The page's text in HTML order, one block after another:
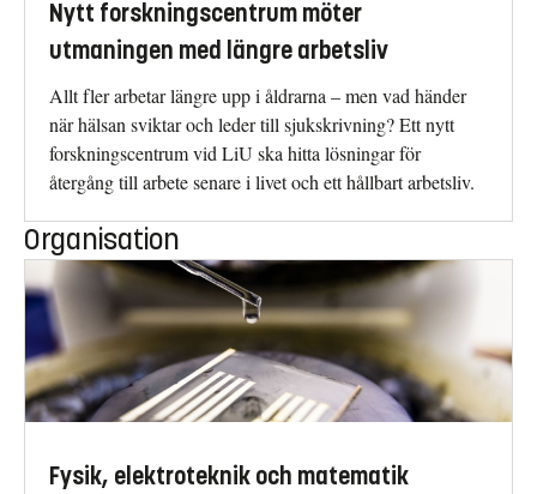
Nytt forskningscentrum möter
utmaningen med längre arbetsliv
Allt fler arbetar längre upp i åldrarna – men vad händer
när hälsan sviktar och leder till sjukskrivning? Ett nytt
forskningscentrum vid LiU ska hitta lösningar för
återgång till arbete senare i livet och ett hållbart arbetsliv.
Organisation
Fysik, elektroteknik och matematik